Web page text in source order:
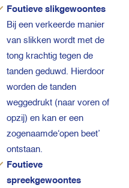
Foutieve slikgewoontes
Bij een verkeerde manier
van slikken wordt met de
tong krachtig tegen de
tanden geduwd. Hierdoor
worden de tanden
weggedrukt (naar voren of
opzij) en kan er een
zogenaamde‘open beet’
ontstaan.
Foutieve
spreekgewoontes